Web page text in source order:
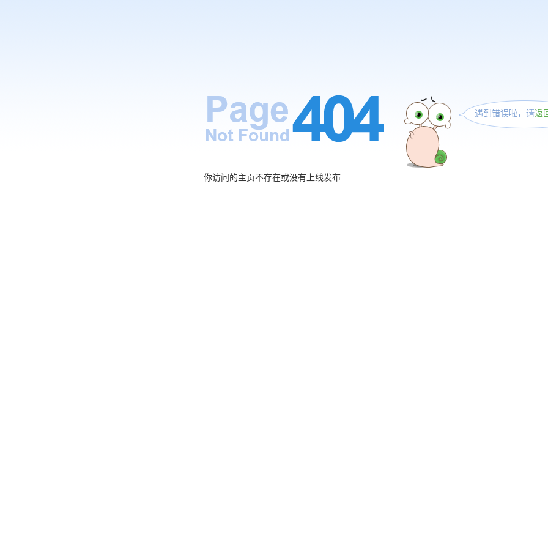
遇到错误啦，请返
你访问的主页不存在或没有上线发布